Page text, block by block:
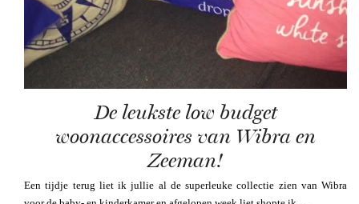
De leukste low budget
woonaccessoires van Wibra en
Zeeman!
Een tijdje terug liet ik jullie al de superleuke collectie zien van Wibra